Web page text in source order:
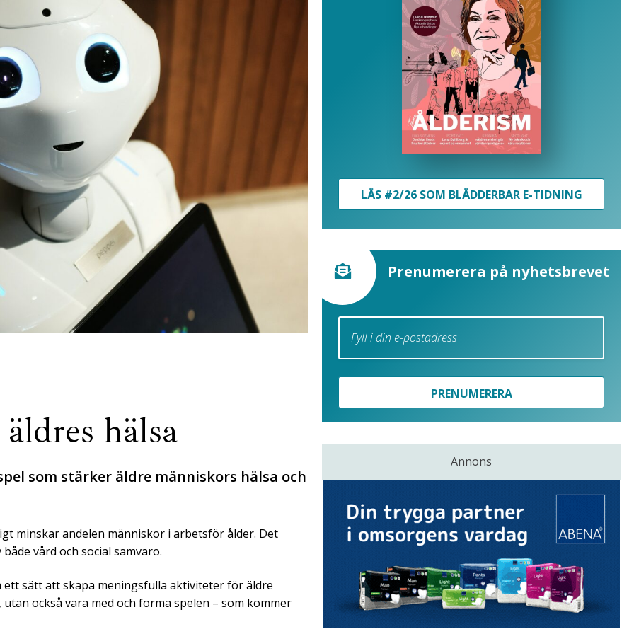
hälsa
som stärker äldre människors hälsa och
minskar andelen människor i arbetsför ålder. Det
vård och social samvaro.
ett sätt att skapa meningsfulla aktiviteter för äldre
också vara med och forma spelen – som kommer
LÄS #2/26 SOM BLÄDDERBAR E-TIDNING
Prenumerera på nyhetsbrevet
PRENUMERERA
Annons